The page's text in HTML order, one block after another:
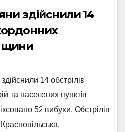
здійснили 14
14 обстрілів
та населених пунктів
52 вибухи. Обстрілів